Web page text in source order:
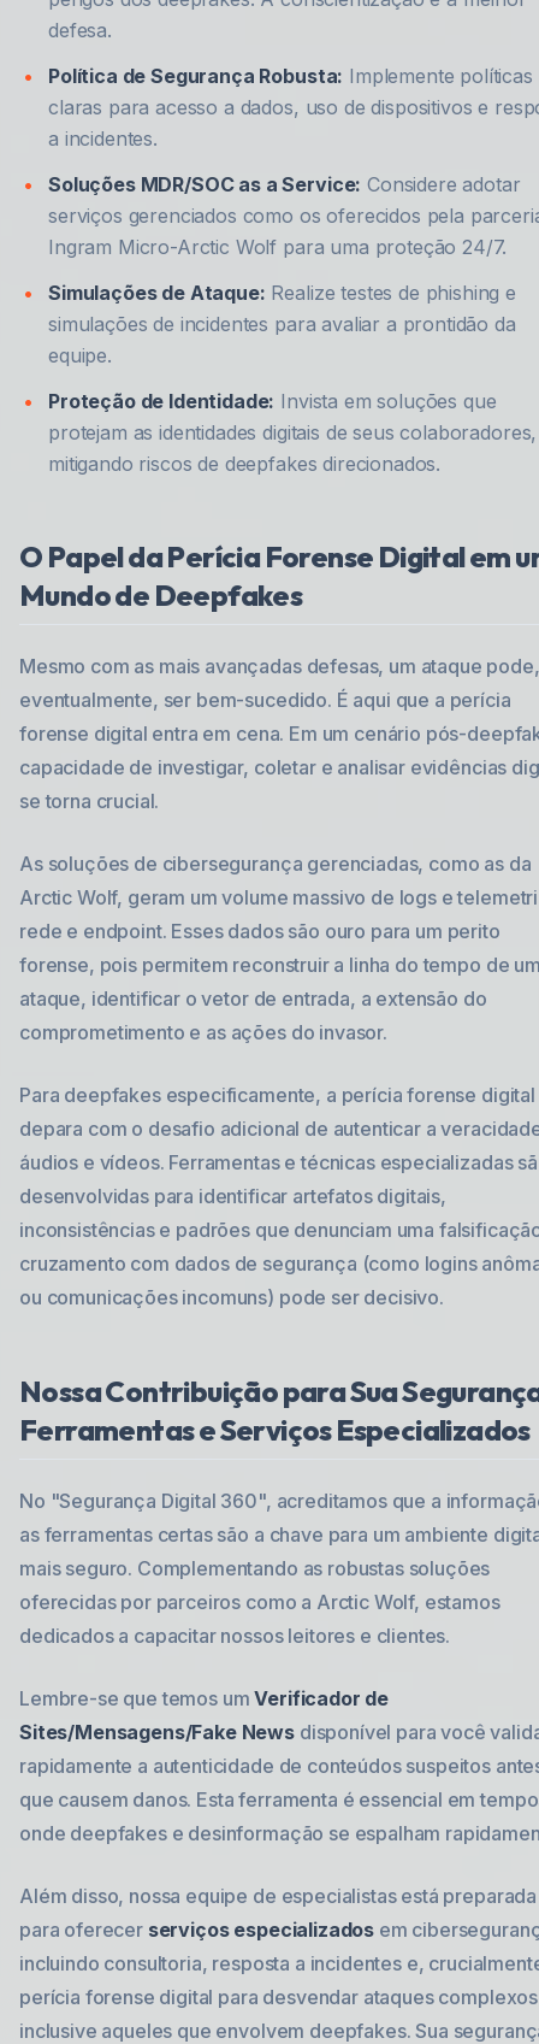
defesa.
Política de Segurança Robusta: Implemente políticas
claras para acesso a dados, uso de dispositivos e
a incidentes.
Soluções MDR/SOC as a Service: Considere adotar
serviços gerenciados como os oferecidos pela
Ingram Micro-Arctic Wolf para uma proteção 24/7.
Simulações de Ataque: Realize testes de phishing e
simulações de incidentes para avaliar a prontidão da
equipe.
Proteção de Identidade: Invista em soluções que
protejam as identidades digitais de seus colaboradores,
mitigando riscos de deepfakes direcionados.
O Papel da Perícia Forense Digital em
Mundo de Deepfakes
Mesmo com as mais avançadas defesas, um ataque pode,
eventualmente, ser bem-sucedido. É aqui que a perícia
forense digital entra em cena. Em um cenário pós-
capacidade de investigar, coletar e analisar evidências
se torna crucial.
As soluções de cibersegurança gerenciadas, como as da
Arctic Wolf, geram um volume massivo de logs e
rede e endpoint. Esses dados são ouro para um perito
forense, pois permitem reconstruir a linha do tempo de
ataque, identificar o vetor de entrada, a extensão do
comprometimento e as ações do invasor.
Para deepfakes especificamente, a perícia forense digital
depara com o desafio adicional de autenticar a
áudios e vídeos. Ferramentas e técnicas especializadas
desenvolvidas para identificar artefatos digitais,
inconsistências e padrões que denunciam uma
cruzamento com dados de segurança (como logins
ou comunicações incomuns) pode ser decisivo.
Nossa Contribuição para Sua
Ferramentas e Serviços Especializados
No "Segurança Digital 360", acreditamos que a
as ferramentas certas são a chave para um ambiente
mais seguro. Complementando as robustas soluções
oferecidas por parceiros como a Arctic Wolf, estamos
dedicados a capacitar nossos leitores e clientes.
Lembre-se que temos umVerificador de
Sites/Mensagens/Fake News disponível para você
rapidamente a autenticidade de conteúdos suspeitos
que causem danos. Esta ferramenta é essencial em
onde deepfakes e desinformação se espalham
Além disso, nossa equipe de especialistas está preparada
para oferecer serviços especializados em
incluindo consultoria, resposta a incidentes e,
perícia forense digital para desvendar ataques
inclusive aqueles que envolvem deepfakes. Sua